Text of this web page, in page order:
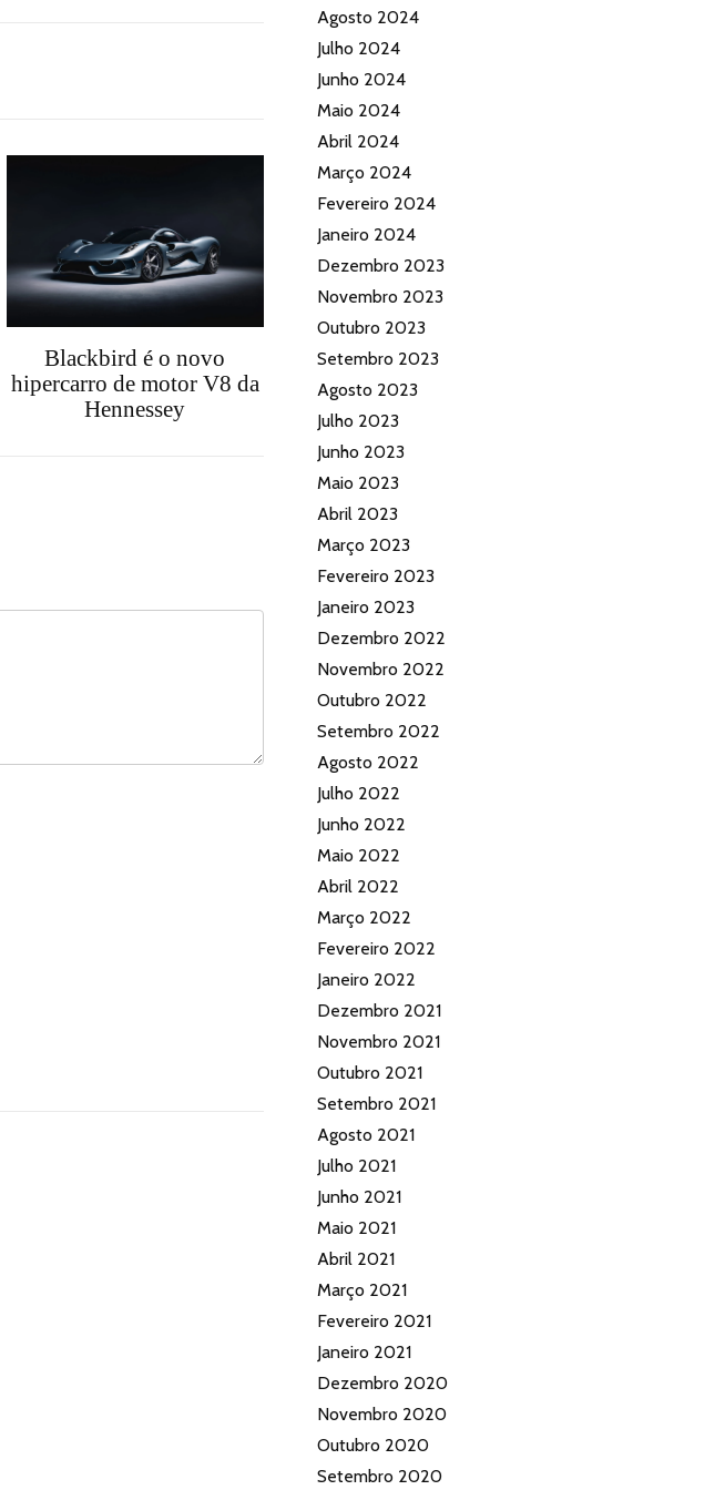
Blackbird é o novo
hipercarro de motor V8 da
Hennessey
Agosto 2024
Julho 2024
Junho 2024
Maio 2024
Abril 2024
Março 2024
Fevereiro 2024
Janeiro 2024
Dezembro 2023
Novembro 2023
Outubro 2023
Setembro 2023
Agosto 2023
Julho 2023
Junho 2023
Maio 2023
Abril 2023
Março 2023
Fevereiro 2023
Janeiro 2023
Dezembro 2022
Novembro 2022
Outubro 2022
Setembro 2022
Agosto 2022
Julho 2022
Junho 2022
Maio 2022
Abril 2022
Março 2022
Fevereiro 2022
Janeiro 2022
Dezembro 2021
Novembro 2021
Outubro 2021
Setembro 2021
Agosto 2021
Julho 2021
Junho 2021
Maio 2021
Abril 2021
Março 2021
Fevereiro 2021
Janeiro 2021
Dezembro 2020
Novembro 2020
Outubro 2020
Setembro 2020